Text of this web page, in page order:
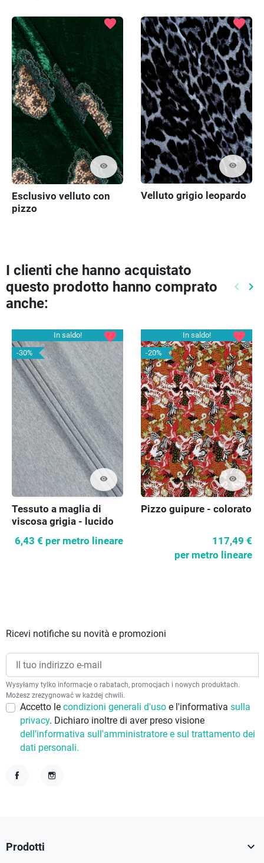
visibility
favorite
Esclusivo velluto con
pizzo
visibility
favorite
Velluto grigio leopardo
I clienti che hanno acquistato
questo prodotto hanno comprato
anche:
keyboard_arrow_left keyboard_arrow_right
In saldo!
-30%
visibility
favorite
Tessuto a maglia di
viscosa grigia - lucido
6,43 € per metro lineare
In saldo!
-20%
visibility
favorite
Pizzo guipure - colorato
117,49 €
per metro lineare
Ricevi notifiche su novità e promozioni
Wysyłamy tylko informacje o rabatach, promocjach i nowych produktach.
Możesz zrezygnować w każdej chwili.
Accetto le condizioni generali d'uso e l'informativa sulla
privacy. Dichiaro inoltre di aver preso visione
dell'informativa sull'amministratore e sul trattamento dei
dati personali.
Prodotti 